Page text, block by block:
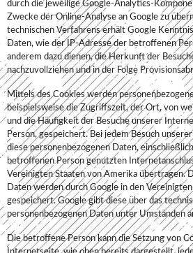
durch die jeweilige Google-Analytics-
Zwecke der Online-Analyse an Google zu
technischen Verfahrens erhält Google
Daten, wie der IP-Adresse der betroffenen
anderem dazu dienen, die Herkunft der
nachzuvollziehen und in der Folge
Mittels des Cookies werden
beispielsweise die Zugriffszeit, der Ort, von
und die Häufigkeit der Besuche unserer
Person, gespeichert. Bei jedem Besuch
diese personenbezogenen Daten,
betroffenen Person genutzten
Vereinigten Staaten von Amerika übertragen.
Daten werden durch Google in den
gespeichert. Google gibt diese über das
personenbezogenen Daten unter Umständen
Die betroffene Person kann die Setzung von